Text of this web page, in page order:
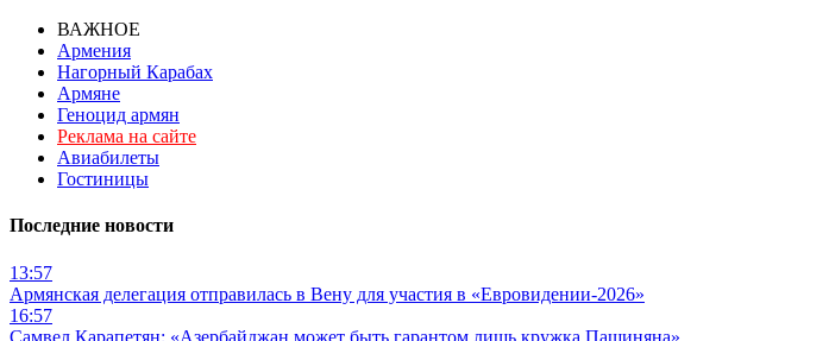
ВАЖНОЕ
Армения
Нагорный Карабах
Армяне
Геноцид армян
Реклама на сайте
Авиабилеты
Гостиницы
Последние новости
13:57
Армянская делегация отправилась в Вену для участия в «Евровидении-2026»
16:57
Самвел Карапетян: «Азербайджан может быть гарантом лишь кружка Пашиняна»